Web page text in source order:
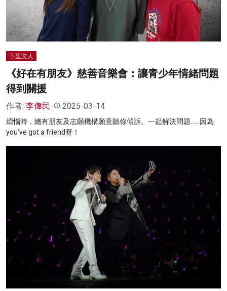
名家榜
灼見活動
下里文人
《好在有朋友》慈善音樂會：讓青少年情緒問題
得到關援
作者: 李偉民 2025-03-14
煩惱時，總有朋友及志願機構願意聽你傾訴、一起解決問題……因為
you’ve got a friend呀！